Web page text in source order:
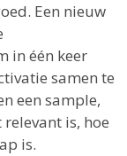
Een nieuw
in één keer
samen te
een sample,
is, hoe
is.